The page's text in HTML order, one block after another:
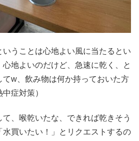
うことは心地よい風に当たるとい
心地よいのだけど、急速に乾く、と
てw、飲み物は何か持っておいた方
症対策）
、喉乾いたな、できれば乾きそう
水買いたい！」とリクエストするの